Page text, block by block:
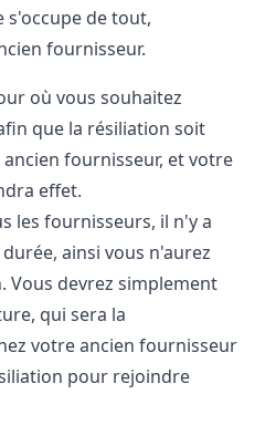
s'occupe de tout,
fournisseur.
où vous souhaitez
que la résiliation soit
fournisseur, et votre
effet.
les fournisseurs, il n'y a
ainsi vous n'aurez
Vous devrez simplement
qui sera la
votre ancien fournisseur
pour rejoindre